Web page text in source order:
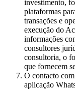
investimento,
plataformas
transações e
execução do
informações
consultores
consultoria, o
que fornecem
O contacto
aplicação